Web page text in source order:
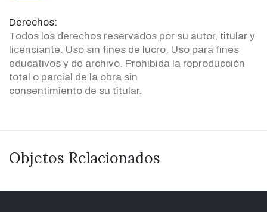
Derechos:
Todos los derechos reservados por su autor, titular y
licenciante. Uso sin fines de lucro. Uso para fines
educativos y de archivo. Prohibida la reproducción
total o parcial de la obra sin
consentimiento de su titular.
Objetos Relacionados